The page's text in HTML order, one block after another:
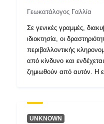
Γεωκατάλογος Γαλλία
Σε γενικές γραμμές,
ιδιοκτησία, οι
περιβαλλοντικής
από κίνδυνο και
ζημιωθούν από αυτόν. Η
εξετάστηκαν στη μελέτη
χρονολογημένο
UNKNOWN